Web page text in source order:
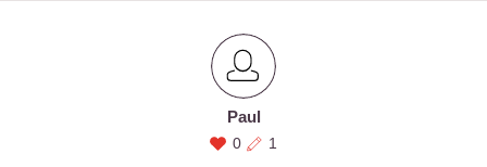
Paul
0 1